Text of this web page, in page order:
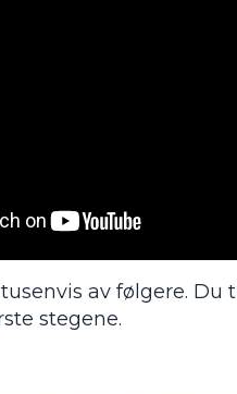
av følgere. Du
stegene.